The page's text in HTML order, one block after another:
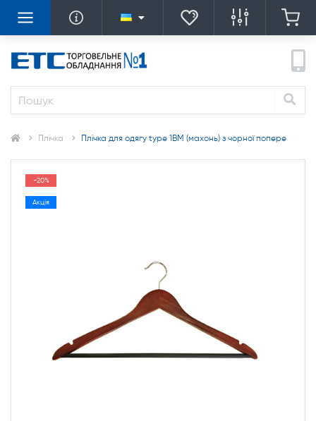
Плічка Плічка для одягу type 1ВМ (махонь) з чорної попере
-20%
Акція